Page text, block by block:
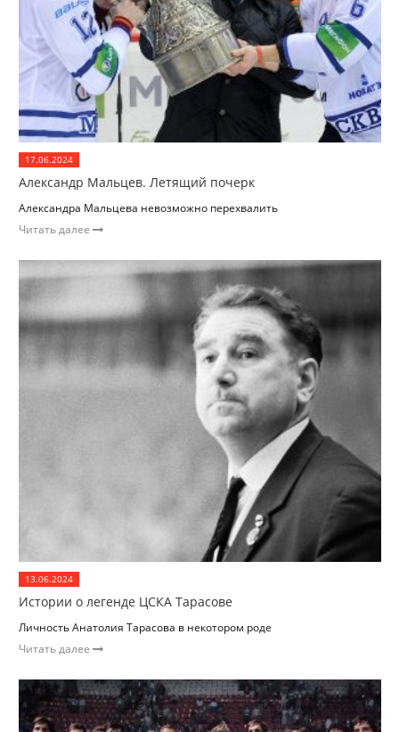
17.06.2024
Александр Мальцев. Летящий почерк
Александра Мальцева невозможно перехвалить
Читать далее
13.06.2024
Истории о легенде ЦСКА Тарасове
Личность Анатолия Тарасова в некотором роде
Читать далее